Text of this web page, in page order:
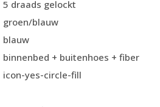
5 draads gelockt
groen/blauw
blauw
binnenbed + buitenhoes + fiber
icon-yes-circle-fill